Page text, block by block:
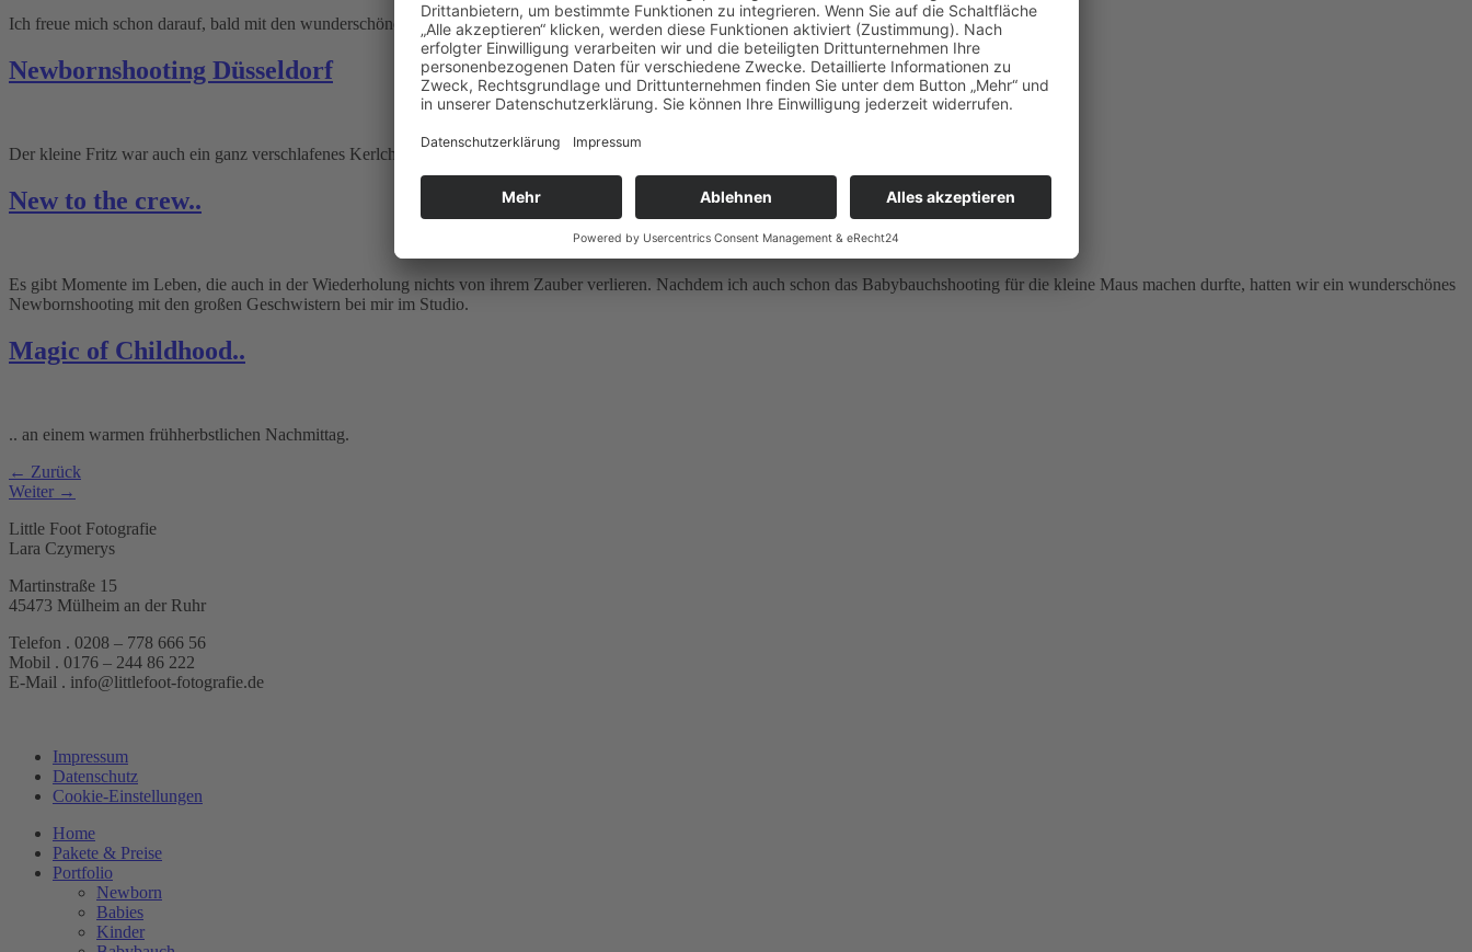
Ich freue mich schon darauf, bald mit den wunderschönen werdenden Mamis wieder raus in die Natur zu gehen..
Newbornshooting Düsseldorf
Der kleine Fritz war auch ein ganz verschlafenes Kerlchen..
New to the crew..
Es gibt Momente im Leben, die auch in der Wiederholung nichts von ihrem Zauber verlieren. Nachdem ich auch schon das Babybauchshooting für die kleine Maus machen durfte, hatten wir ein wunderschönes
Newbornshooting mit den großen Geschwistern bei mir im Studio.
Magic of Childhood..
.. an einem warmen frühherbstlichen Nachmittag.
← Zurück
Weiter →
Little Foot Fotografie
Lara Czymerys
Martinstraße 15
45473 Mülheim an der Ruhr
Telefon . 0208 – 778 666 56
Mobil . 0176 – 244 86 222
E-Mail . info@littlefoot-fotografie.de
Impressum
Datenschutz
Cookie-Einstellungen
Home
Pakete & Preise
Portfolio
Newborn
Babies
Kinder